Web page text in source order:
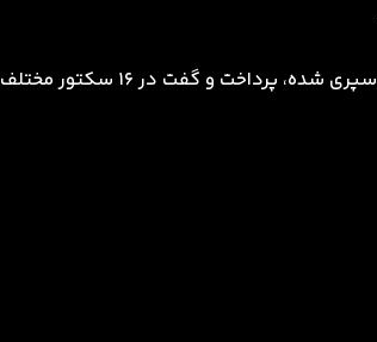
وی همچنین به درآمدزایی و استقبال از محصول در زمان کوتاهی که از ارائه آن سپری شده، پرداخت و گفت در 16 سکتور مختلف